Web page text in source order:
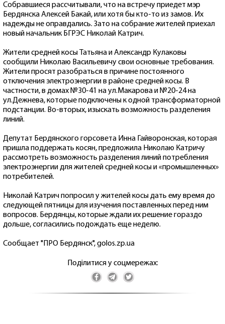
Собравшиеся рассчитывали, что на встречу приедет мэр
Бердянска Алексей Бакай, или хотя бы кто-то из замов. Их
надежды не оправдались. Зато на собрание жителей приехал
новый начальник БГРЭС Николай Катрич.
Жители средней косы Татьяна и Александр Кулаковы
сообщили Николаю Васильевичу свои основные требования.
Жители просят разобраться в причине постоянного
отключения электроэнергии в районе средней косы. В
частности, в домах №30-41 на ул.Макарова и №20-24 на
ул.Дежнева, которые подключены к одной трансформаторной
подстанции. Во-вторых, изыскать возможность разделения
линий.
Депутат Бердянского горсовета Инна Гайворонская, которая
пришла поддержать косян, предложила Николаю Катричу
рассмотреть возможность разделения линий потребления
электроэнергии для жителей средней косы и «промышленных»
потребителей.
Николай Катрич попросил у жителей косы дать ему время до
следующей пятницы для изучения поставленных перед ним
вопросов. Бердянцы, которые ждали их решение гораздо
дольше, согласились подождать еще неделю.
Сообщает "ПРО Бердянск", golos.zp.ua
Поділитися у соцмережах: